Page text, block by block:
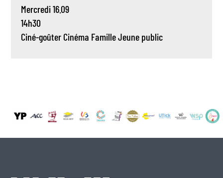
Mercredi 16.09
14h30
Ciné-goûter Cinéma FamilleJeune public